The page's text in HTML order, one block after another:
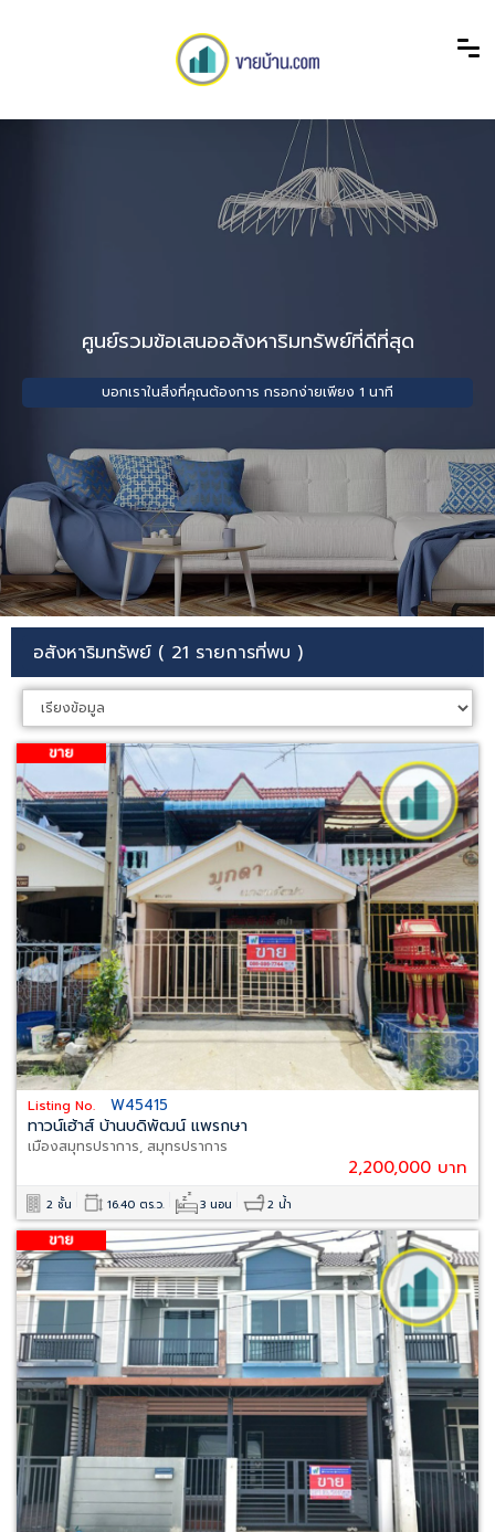
ศูนย์รวมข้อเสนออสังหาริมทรัพย์ที่ดีที่สุด
บอกเราในสิ่งที่คุณต้องการ กรอกง่ายเพียง 1 นาที
อสังหาริมทรัพย์ ( 21 รายการที่พบ )
Listing No. W45415
ทาวน์เฮ้าส์ บ้านบดิพัฒน์ แพรกษา
เมืองสมุทรปราการ, สมุทรปราการ
2,200,000 บาท
2 ชั้น 16.40 ตร.ว. 3 นอน 2 น้ำ